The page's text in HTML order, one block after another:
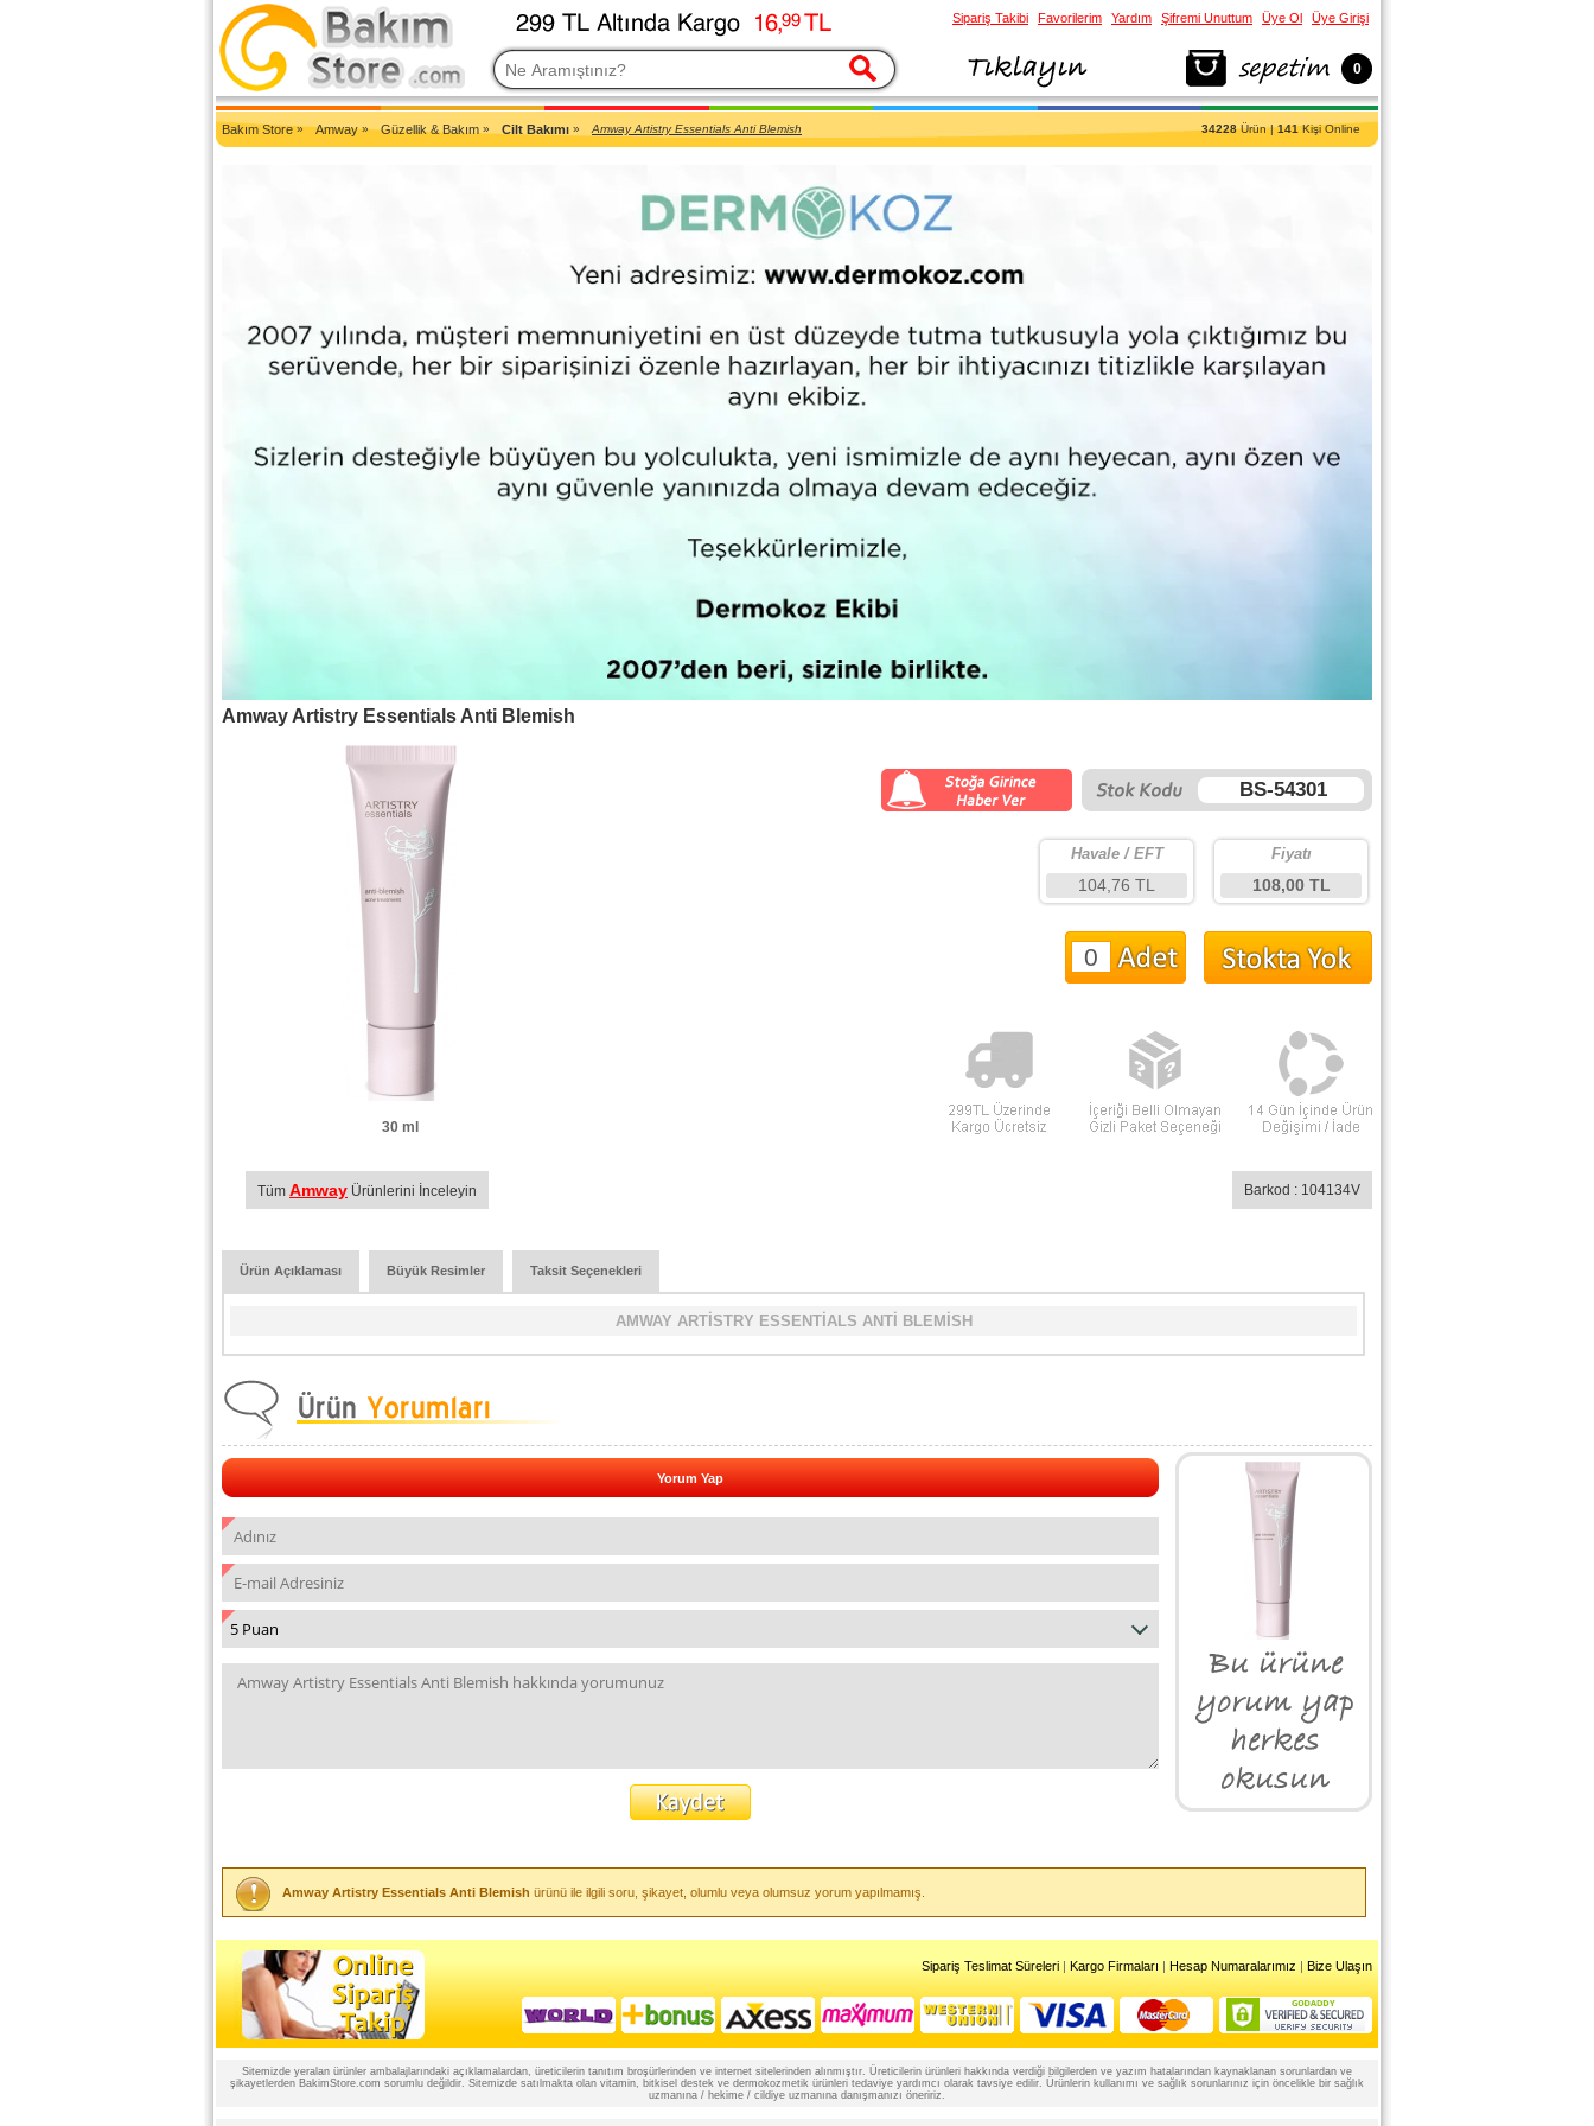
2007'den Beri Türkiye'nin En Güncel Bakım Ürünleri Eczane Sitesi
Bakım Store» Amway» Güzellik & Bakım » Cilt Bakımı » Amway Artistry Essentials Anti Blemish 34228Ürün |141Kişi Online
Amway Artistry Essentials Anti Blemish
30 ml
BS-54301
Fiyatı
108,00 TL
Havale / EFT
104,76 TL
Tüm Amway Ürünlerini İnceleyin Barkod : 104134V
Ürün Açıklaması Büyük Resimler Taksit Seçenekleri
AMWAY ARTİSTRY ESSENTİALS ANTİ BLEMİSH
Yorum Yap
Amway Artistry Essentials Anti Blemish ürünü ile ilgili soru, şikayet, olumlu veya olumsuz yorum yapılmamış.
Sipariş Teslimat Süreleri | Kargo Firmaları | Hesap Numaralarımız | Bize Ulaşın
Sitemizde yeralan ürünler ambalajlarındaki açıklamalardan, üreticilerin tanıtım broşürlerinden ve internet sitelerinden alınmıştır. Üreticilerin ürünleri hakkında verdiği bilgilerden ve yazım hatalarından kaynaklanan sorunlardan ve
şikayetlerden BakimStore.com sorumlu değildir. Sitemizde satılmakta olan vitamin, bitkisel destek ve dermokozmetik ürünleri tedaviye yardımcı olarak tavsiye edilir. Ürünlerin kullanımı ve sağlık sorunlarınız için öncelikle bir sağlık
uzmanına / hekime / cildiye uzmanına danışmanızı öneririz.
Sipariş Takibi Favorilerim Yardım Şifremi Unuttum Üye Ol Üye Girişi
0